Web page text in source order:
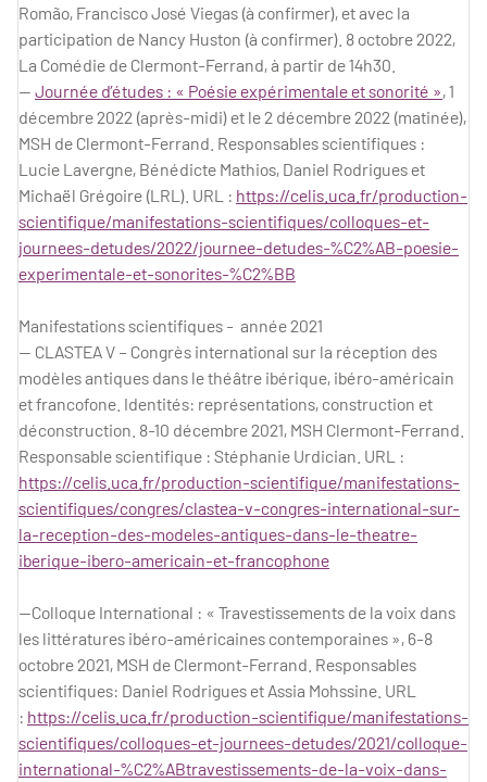
Romão, Francisco José Viegas (à confirmer), et avec la
participation de Nancy Huston (à confirmer). 8 octobre 2022,
La Comédie de Clermont-Ferrand, à partir de 14h30.
— Journée d’études : « Poésie expérimentale et sonorité », 1
décembre 2022 (après-midi) et le 2 décembre 2022 (matinée),
MSH de Clermont-Ferrand. Responsables scientifiques :
Lucie Lavergne, Bénédicte Mathios, Daniel Rodrigues et
Michaël Grégoire (LRL). URL : https://celis.uca.fr/production-
scientifique/manifestations-scientifiques/colloques-et-
journees-detudes/2022/journee-detudes-%C2%AB-poesie-
experimentale-et-sonorites-%C2%BB
Manifestations scientifiques - année 2021
— CLASTEA V – Congrès international sur la réception des
modèles antiques dans le théâtre ibérique, ibéro-américain
et francofone. Identités: représentations, construction et
déconstruction. 8-10 décembre 2021, MSH Clermont-Ferrand.
Responsable scientifique : Stéphanie Urdician. URL :
https://celis.uca.fr/production-scientifique/manifestations-
scientifiques/congres/clastea-v-congres-international-sur-
la-reception-des-modeles-antiques-dans-le-theatre-
iberique-ibero-americain-et-francophone
—Colloque International : « Travestissements de la voix dans
les littératures ibéro-américaines contemporaines », 6-8
octobre 2021, MSH de Clermont-Ferrand. Responsables
scientifiques: Daniel Rodrigues et Assia Mohssine. URL
: https://celis.uca.fr/production-scientifique/manifestations-
scientifiques/colloques-et-journees-detudes/2021/colloque-
international-%C2%ABtravestissements-de-la-voix-dans-